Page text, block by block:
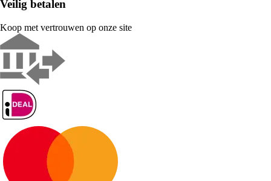
Veilig betalen
Koop met vertrouwen op onze site